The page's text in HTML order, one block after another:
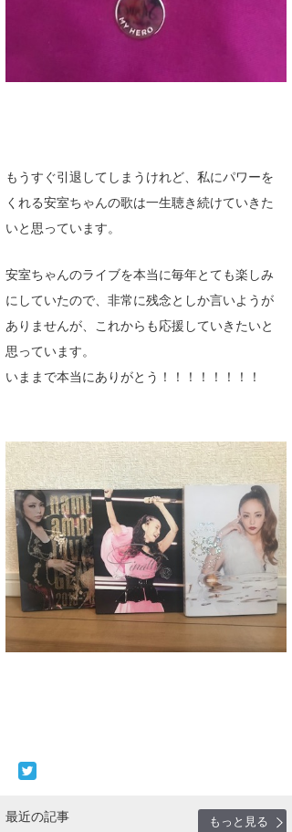
もうすぐ引退してしまうけれど、私にパワーを
くれる安室ちゃんの歌は一生聴き続けていきた
いと思っています。
安室ちゃんのライブを本当に毎年とても楽しみ
にしていたので、非常に残念としか言いようが
ありませんが、これからも応援していきたいと
思っています。
いままで本当にありがとう！！！！！！！！
最近の記事
もっと見る